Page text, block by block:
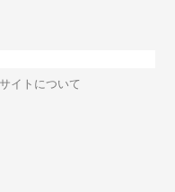
イトについて